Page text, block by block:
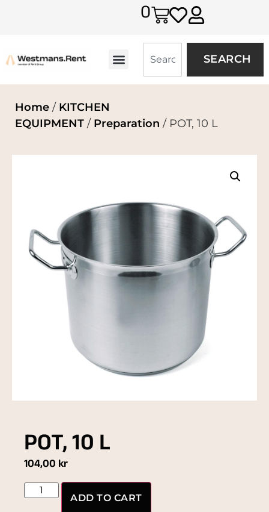
0
SEARCH
Home / KITCHEN
EQUIPMENT / Preparation / POT, 10 L
POT, 10 L
104,00 kr
ADD TO CART